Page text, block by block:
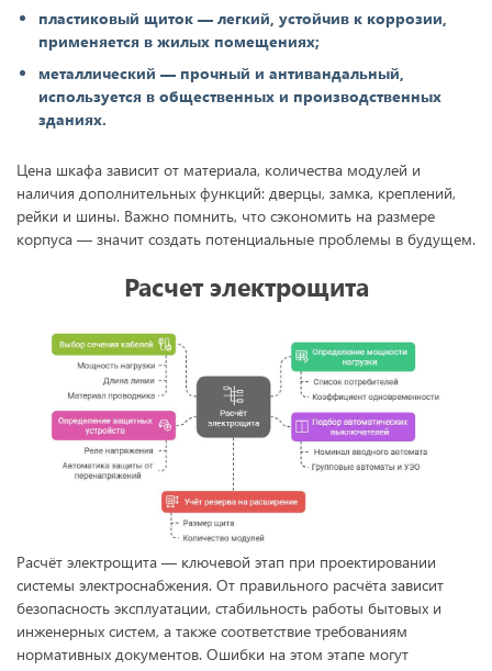
пластиковый щиток — легкий, устойчив к коррозии,
применяется в жилых помещениях;
металлический — прочный и антивандальный,
используется в общественных и производственных
зданиях.
Цена шкафа зависит от материала, количества модулей и
наличия дополнительных функций: дверцы, замка, креплений,
рейки и шины. Важно помнить, что сэкономить на размере
корпуса — значит создать потенциальные проблемы в будущем.
Расчет электрощита
Расчёт электрощита — ключевой этап при проектировании
системы электроснабжения. От правильного расчёта зависит
безопасность эксплуатации, стабильность работы бытовых и
инженерных систем, а также соответствие требованиям
нормативных документов. Ошибки на этом этапе могут